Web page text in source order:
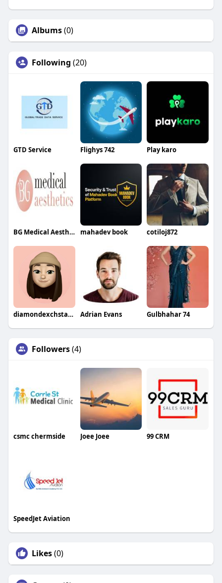
Albums(0)
Following (20)
GTD Service Flighys 742 Play karo
BG Medical Aesthetics and Beautiful Glow A Luxury Med Spa Beauty Spa at Hilton mahadev book cotiloj872
diamondexchstarplay Adrian Evans Gulbhahar 74
Followers(4)
csmc chermside Joee Joee 99 CRM
SpeedJet Aviation
Likes(0)